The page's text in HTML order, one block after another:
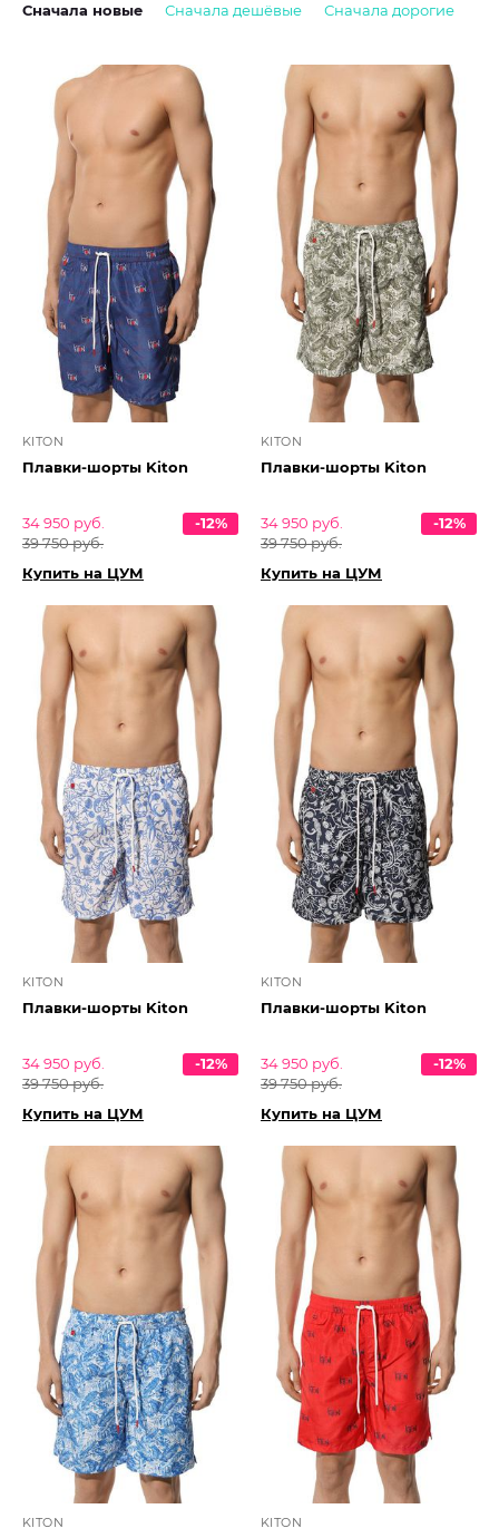
Сначала новые Сначала дешёвые Сначала дорогие
KITON
Плавки-шорты Kiton
34 950 руб.
39 750 руб.
-12%
Купить на ЦУМ
KITON
Плавки-шорты Kiton
34 950 руб.
39 750 руб.
-12%
Купить на ЦУМ
KITON
Плавки-шорты Kiton
34 950 руб.
39 750 руб.
-12%
Купить на ЦУМ
KITON
Плавки-шорты Kiton
34 950 руб.
39 750 руб.
-12%
Купить на ЦУМ
KITON KITON